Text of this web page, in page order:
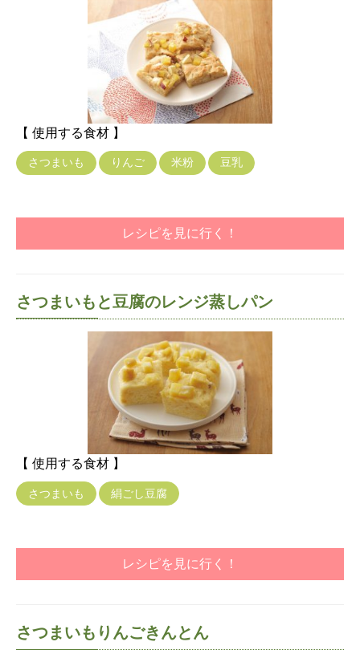
【 使用する食材 】
さつまいも りんご 米粉 豆乳
レシピを見に行く！
さつまいもと豆腐のレンジ蒸しパン
【 使用する食材 】
さつまいも 絹ごし豆腐
レシピを見に行く！
さつまいもりんごきんとん